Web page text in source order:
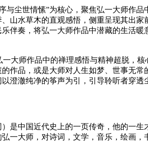
与尘世情愫”为核心，聚焦弘一大师作
山水草木的直观感悟，侧重呈现其出
伴奏，将弘一大师作品中潜藏的生活
一大师作品中的禅理感悟与精神超脱，
作品，或是大师对人生如梦、世事无
澄澈纯净的筝声为引，引导聆听者穿
是中国近代史上的一页传奇，他的一
一大师，对诗词，文学，音乐，绘画